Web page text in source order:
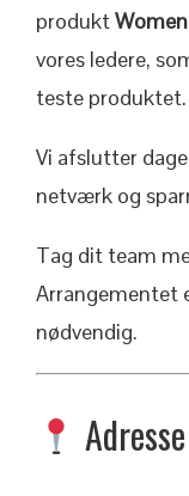
produkt
vores ledere,
teste produktet.
Vi afslutter
netværk og
Tag dit team
Arrangementet
nødvendig.
Adresse